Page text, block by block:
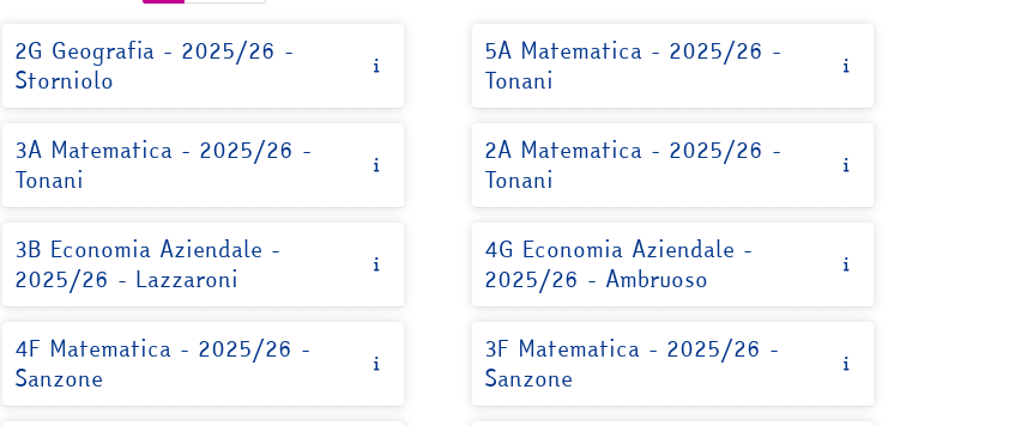
2G Geografia - 2025/26 -
Storniolo
5A Matematica - 2025/26 -
Tonani
3A Matematica - 2025/26 -
Tonani
2A Matematica - 2025/26 -
Tonani
3B Economia Aziendale -
2025/26 - Lazzaroni
4G Economia Aziendale -
2025/26 - Ambruoso
4F Matematica - 2025/26 -
Sanzone
3F Matematica - 2025/26 -
Sanzone